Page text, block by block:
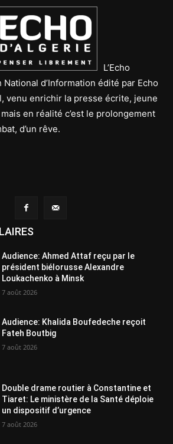
L’Echo
National d’Information édité par Echo
venu enrichir la presse écrite, jeune
en réalité c’est le prolongement
d’un rêve.
Audience: Ahmed Attaf reçu par le
président biélorusse Alexandre
Loukachenko à Minsk
7 août 2026
Audience: Khalida Boufedeche reçoit
Fateh Boutbig
7 août 2026
Double drame routier à Constantine et
Tiaret: Le ministère de la Santé déploie
un dispositif d’urgence
7 août 2026